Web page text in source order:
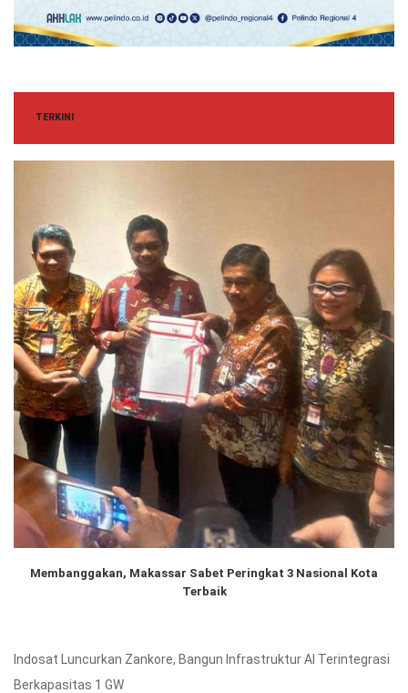
TERKINI
Membanggakan, Makassar Sabet Peringkat 3 Nasional Kota
Terbaik
Indosat Luncurkan Zankore, Bangun Infrastruktur AI Terintegrasi
Berkapasitas 1 GW